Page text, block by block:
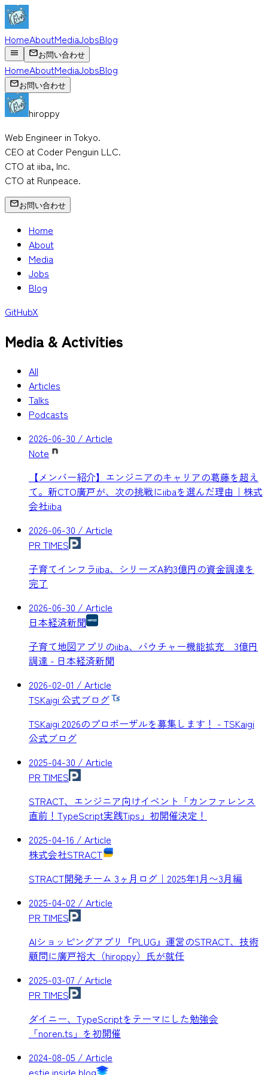
HomeAboutMediaJobsBlog
お問い合わせ
HomeAboutMediaJobsBlog
お問い合わせ
hiroppy
Web Engineer in Tokyo.
CEO at Coder Penguin LLC.
CTO at iiba, Inc.
CTO at Runpeace.
お問い合わせ
Home
About
Media
Jobs
Blog
GitHubX
Media & Activities
All
Articles
Talks
Podcasts
2026-06-30 / Article
Note
【メンバー紹介】エンジニアのキャリアの葛藤を超え
て。新CTO廣戸が、次の挑戦にiibaを選んだ理由｜株式
会社iiba
2026-06-30 / Article
PR TIMES
子育てインフラiiba、シリーズA約3億円の資金調達を
完了
2026-06-30 / Article
日本経済新聞
子育て地図アプリのiiba、バウチャー機能拡充 3億円
調達 - 日本経済新聞
2026-02-01 / Article
TSKaigi 公式ブログ
TSKaigi 2026のプロポーザルを募集します！ - TSKaigi
公式ブログ
2025-04-30 / Article
PR TIMES
STRACT、エンジニア向けイベント「カンファレンス
直前！TypeScript実践Tips」初開催決定！
2025-04-16 / Article
株式会社STRACT
STRACT開発チーム 3ヶ月ログ｜2025年1月〜3月編
2025-04-02 / Article
PR TIMES
AIショッピングアプリ『PLUG』運営のSTRACT、技術
顧問に廣戸裕大（hiroppy）氏が就任
2025-03-07 / Article
PR TIMES
ダイニー、TypeScriptをテーマにした勉強会
「noren.ts」を初開催
2024-08-05 / Article
estie inside blog